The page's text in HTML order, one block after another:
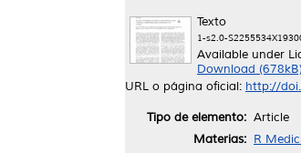
Texto
1-s2.0-
Available under
Download (678kB)
URL o página oficial: http://
Tipo de elemento: Article
Materias: R